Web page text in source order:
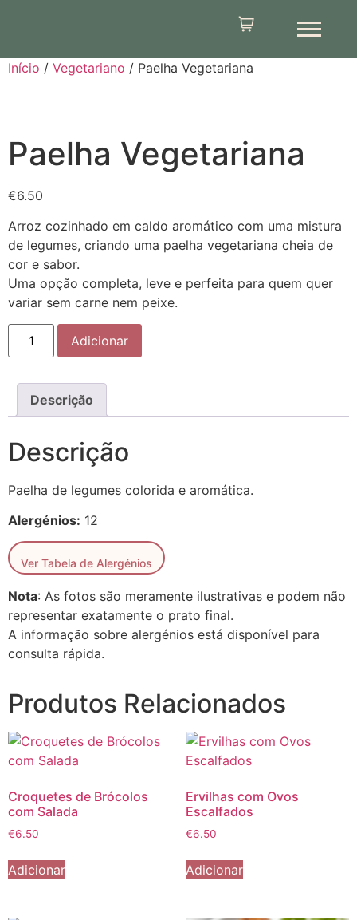
Início / Vegetariano / Paelha Vegetariana
Paelha Vegetariana
€6.50
Arroz cozinhado em caldo aromático com uma mistura
de legumes, criando uma paelha vegetariana cheia de
cor e sabor.
Uma opção completa, leve e perfeita para quem quer
variar sem carne nem peixe.
Adicionar
Descrição
Descrição
Paelha de legumes colorida e aromática.
Alergénios: 12
Ver Tabela de Alergénios
Nota: As fotos são meramente ilustrativas e podem não
representar exatamente o prato final.
A informação sobre alergénios está disponível para
consulta rápida.
Produtos Relacionados
Croquetes de Brócolos
com Salada
€6.50
Adicionar
Ervilhas com Ovos
Escalfados
€6.50
Adicionar